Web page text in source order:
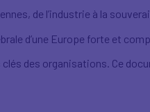
de l’industrie à la
d’une Europe forte et
des organisations. Ce